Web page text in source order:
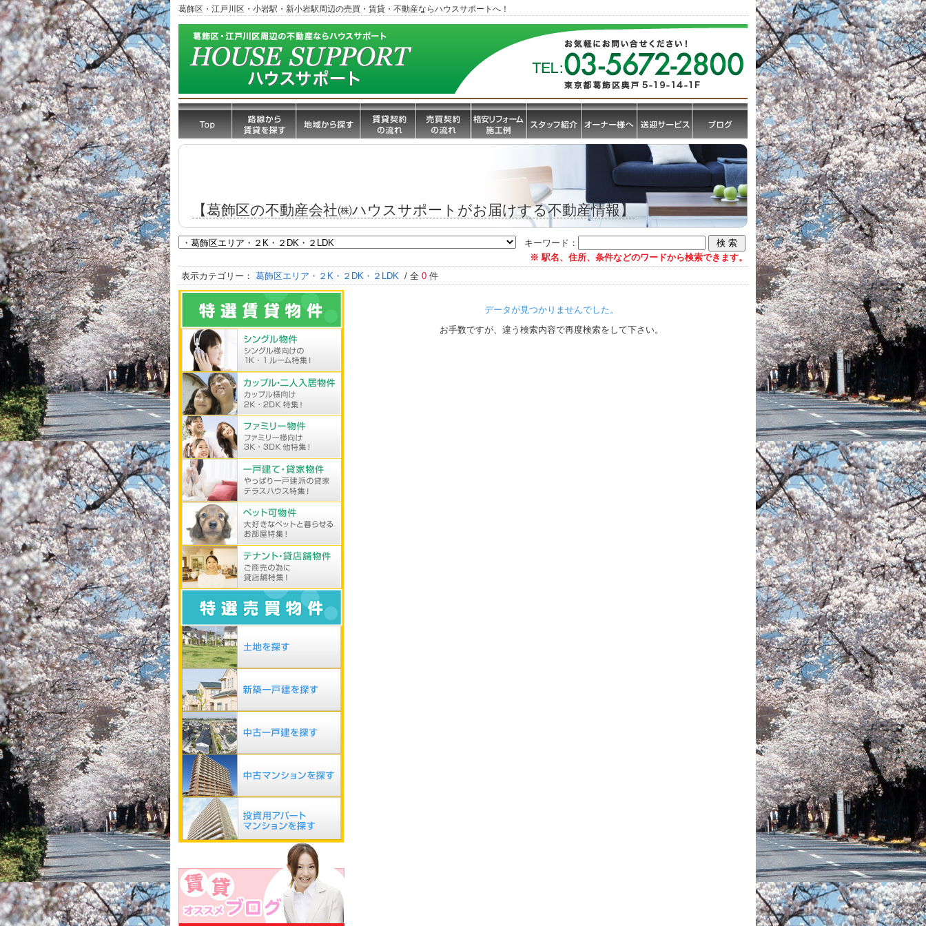
葛飾区・江戸川区・小岩駅・新小岩駅周辺の売買・賃貸・不動産ならハウスサポートへ！
【葛飾区の不動産会社㈱ハウスサポートがお届けする不動産情報】
キーワード：
※ 駅名、住所、条件などのワードから検索できます。
表示カテゴリー： 葛飾区エリア・２K・２DK・２LDK / 全 0 件
データが見つかりませんでした。
お手数ですが、違う検索内容で再度検索をして下さい。